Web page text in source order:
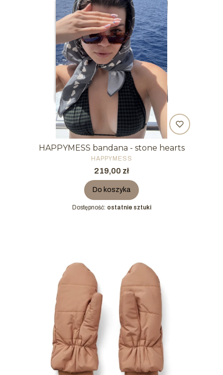
HAPPYMESS bandana - stone hearts
PRODUCENT
HAPPYMESS
Cena
219,00 zł
Do koszyka
Dostępność: ostatnie sztuki